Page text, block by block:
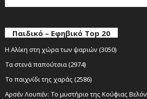
Παιδικό – Εφηβικό Top 20
Η Αλίκη στη χώρα των ψαριών (3050)
Τα στενά παπούτσια (2974)
Το παιχνίδι της χαράς (2586)
Αρσέν Λουπέν: Το μυστήριο της Κούφιας